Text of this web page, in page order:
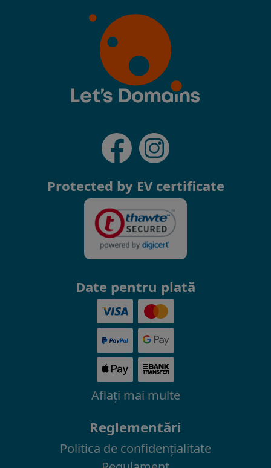
Protected by EV certificate
Date pentru plată
Aflaţi mai multe
Reglementări
Politica de confidenţialitate